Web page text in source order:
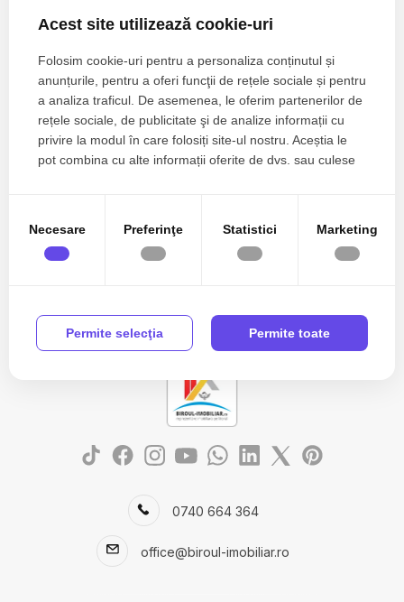
Sunt de acord cu prelucrarea datelor
0740 664 364
office@biroul-imobiliar.ro
Acest site utilizează cookie-uri
Folosim cookie-uri pentru a personaliza conținutul și
anunțurile, pentru a oferi funcţii de rețele sociale și pentru
a analiza traficul. De asemenea, le oferim partenerilor de
rețele sociale, de publicitate şi de analize informații cu
privire la modul în care folosiți site-ul nostru. Aceștia le
pot combina cu alte informații oferite de dvs. sau culese
Necesare Preferinţe Statistici Marketing
Permite selecţia Permite toate